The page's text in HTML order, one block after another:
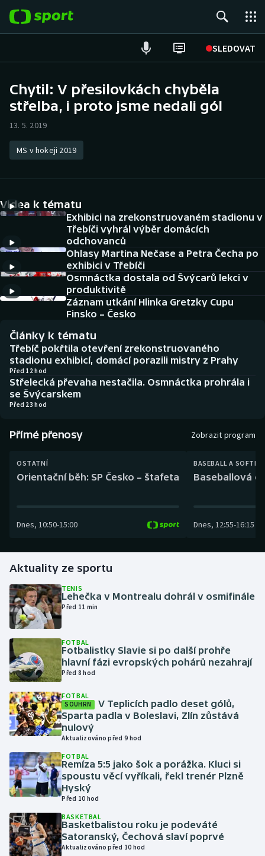
SLEDOVAT
Hokej
Atletika
DALŠÍ SPORTY
Americký fotbal
Baseball a softbal
Basketbal
Biatlon
Boby a skeleton
Box
Florbal
Golf
Házená
Jezdectví
Judo
Krasobruslení
Lezení
Lyže a snowboard
Moderní pětiboj
Motorsport
Olympijské hry
Parasport
NEPŘEHLÉDNĚTE
Soutěže
Historické návraty
Aplikace ČT sport
AZ kvíz
Chytil: V přesilovkách chyběla
střelba, i proto jsme nedali gól
13. 5. 2019
MS v hokeji 2019
Videa k tématu
Exhibici na zrekonstruovaném stadionu v
Třebíči vyhrál výběr domácích
odchovanců
Ohlasy Martina Nečase a Petra Čecha po
exhibici v Třebíči
Osmnáctka dostala od Švýcarů lekci v
produktivitě
Záznam utkání Hlinka Gretzky Cupu
Finsko – Česko
Články k tématu
Třebíč pokřtila otevření zrekonstruovaného
stadionu exhibicí, domácí porazili mistry z Prahy
Před 12 hod
Střelecká převaha nestačila. Osmnáctka prohrála i
se Švýcarskem
Před 23 hod
Přímé přenosy Zobrazit program
OSTATNÍ
Orientační běh: SP Česko – štafeta
Dnes, 10:50-15:00
BASEBALL A
Baseballová
Dnes, 12:55-16:15
Aktuality ze sportu
TENIS
Lehečka v Montrealu dohrál v osmifinále
Před 11 min
FOTBAL
Fotbalistky Slavie si po další prohře
hlavní fázi evropských pohárů nezahrají
Před 8 hod
FOTBAL
SOUHRN
V Teplicích padlo deset gólů,
Sparta padla v Boleslavi, Zlín zůstává
nulový
Aktualizováno před 9 hod
FOTBAL
Remíza 5:5 jako šok a porážka. Kluci si
spoustu věcí vyříkali, řekl trenér Plzně
Hyský
Před 10 hod
BASKETBAL
Basketbalistou roku je podeváté
Satoranský, Čechová slaví poprvé
Aktualizováno před 10 hod